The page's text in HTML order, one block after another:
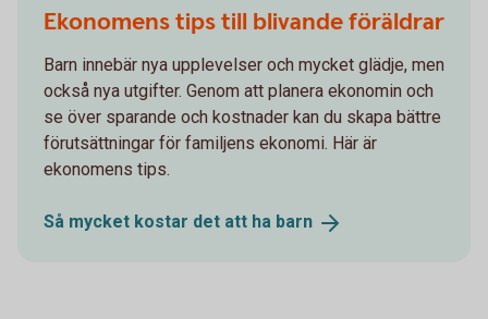
Ekonomens tips till blivande föräldrar
Barn innebär nya upplevelser och mycket glädje, men
också nya utgifter. Genom att planera ekonomin och
se över sparande och kostnader kan du skapa bättre
förutsättningar för familjens ekonomi. Här är
ekonomens tips.
Så mycket kostar det att ha barn